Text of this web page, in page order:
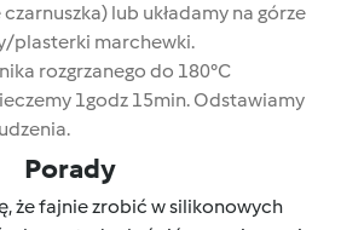
lub układamy na górze
plasterki marchewki.
rozgrzanego do 180°C
1godz 15min. Odstawiamy
Porady
że fajnie zrobić w silikonowych